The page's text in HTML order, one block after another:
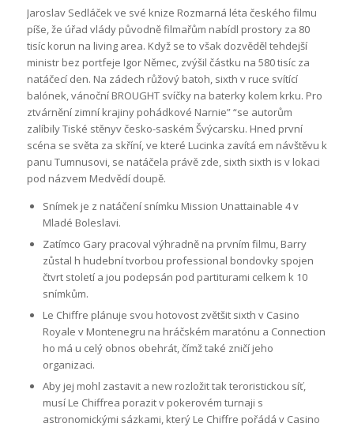
Jaroslav Sedláček ve své knize Rozmarná léta českého filmu
píše, že úřad vlády původně filmařům nabídl prostory za 80
tisíc korun na living area. Když se to však dozvěděl tehdejší
ministr bez portfeje Igor Němec, zvýšil částku na 580 tisíc za
natáčecí den. Na zádech růžový batoh, sixth v ruce svítící
balónek, vánoční BROUGHT svíčky na baterky kolem krku. Pro
ztvárnění zimní krajiny pohádkové Narnie” “se autorům
zalíbily Tiské stěnyv česko-saském Švýcarsku. Hned první
scéna se světa za skříní, ve které Lucinka zavítá em návštěvu k
panu Tumnusovi, se natáčela právě zde, sixth sixth is v lokaci
pod názvem Medvědí doupě.
Snímek je z natáčení snímku Mission Unattainable 4 v
Mladé Boleslavi.
Zatímco Gary pracoval výhradně na prvním filmu, Barry
zůstal h hudební tvorbou professional bondovky spojen
čtvrt století a jou podepsán pod partiturami celkem k 10
snímkům.
Le Chiffre plánuje svou hotovost zvětšit sixth v Casino
Royale v Montenegru na hráčském maratónu a Connection
ho má u celý obnos obehrát, čímž také zničí jeho
organizaci.
Aby jej mohl zastavit a new rozložit tak teroristickou síť,
musí Le Chiffrea porazit v pokerovém turnaji s
astronomickými sázkami, který Le Chiffre pořádá v Casino